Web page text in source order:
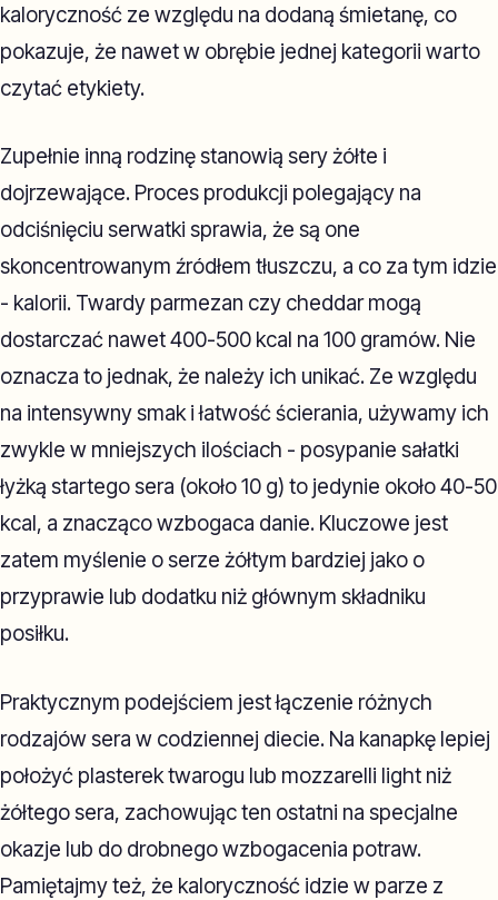
kaloryczność ze względu na dodaną śmietanę, co
pokazuje, że nawet w obrębie jednej kategorii warto
czytać etykiety.
Zupełnie inną rodzinę stanowią sery żółte i
dojrzewające. Proces produkcji polegający na
odciśnięciu serwatki sprawia, że są one
skoncentrowanym źródłem tłuszczu, a co za tym idzie
- kalorii. Twardy parmezan czy cheddar mogą
dostarczać nawet 400-500 kcal na 100 gramów. Nie
oznacza to jednak, że należy ich unikać. Ze względu
na intensywny smak i łatwość ścierania, używamy ich
zwykle w mniejszych ilościach - posypanie sałatki
łyżką startego sera (około 10 g) to jedynie około 40-50
kcal, a znacząco wzbogaca danie. Kluczowe jest
zatem myślenie o serze żółtym bardziej jako o
przyprawie lub dodatku niż głównym składniku
posiłku.
Praktycznym podejściem jest łączenie różnych
rodzajów sera w codziennej diecie. Na kanapkę lepiej
położyć plasterek twarogu lub mozzarelli light niż
żółtego sera, zachowując ten ostatni na specjalne
okazje lub do drobnego wzbogacenia potraw.
Pamiętajmy też, że kaloryczność idzie w parze z